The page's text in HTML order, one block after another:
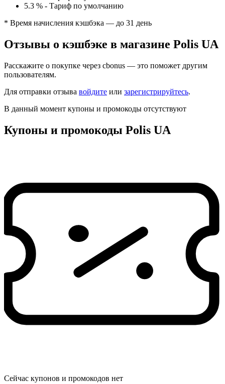
5.3 % - Тариф по умолчанию
* Время начисления кэшбэка — до 31 день
Отзывы о кэшбэке в магазине Polis UA
Расскажите о покупке через cbonus — это поможет другим
пользователям.
Для отправки отзыва войдите или зарегистрируйтесь.
В данный момент купоны и промокоды отсутствуют
Купоны и промокоды Polis UA
Сейчас купонов и промокодов нет